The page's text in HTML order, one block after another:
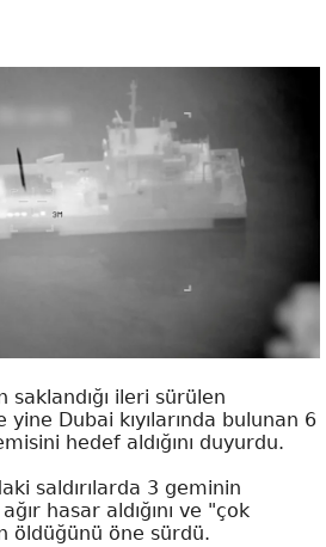
saklandığı ileri sürülen
Dubai kıyılarında bulunan 6
hedef aldığını duyurdu.
saldırılarda 3 geminin
hasar aldığını ve "çok
öldüğünü öne sürdü.